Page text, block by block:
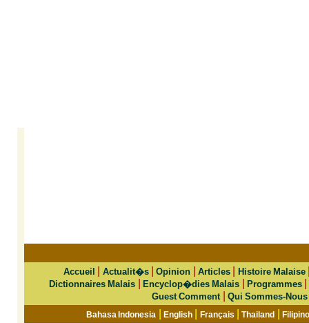
Accueil Actualit�s|Opinion Articles| Histoire Malaise
Dictionnaires Malais |Encyclop�dies Malais |Programmes
Guest Comment Qui Sommes-Nous
Bahasa Indonesia |English Français |Thailand |